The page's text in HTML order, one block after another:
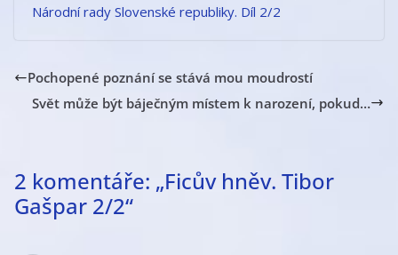
Národní rady Slovenské republiky. Díl 2/2
Pochopené poznání se stává mou moudrostí
Svět může být báječným místem k narození, pokud…
2 komentáře: „Ficův hněv. Tibor
Gašpar 2/2“